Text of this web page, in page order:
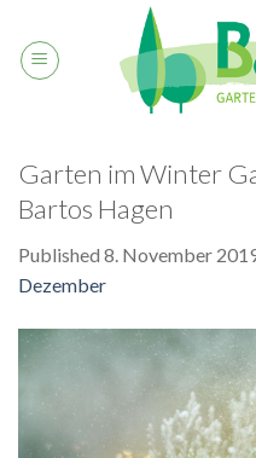
content
Garten im Winter
Bartos Hagen
Published 8. November
Dezember